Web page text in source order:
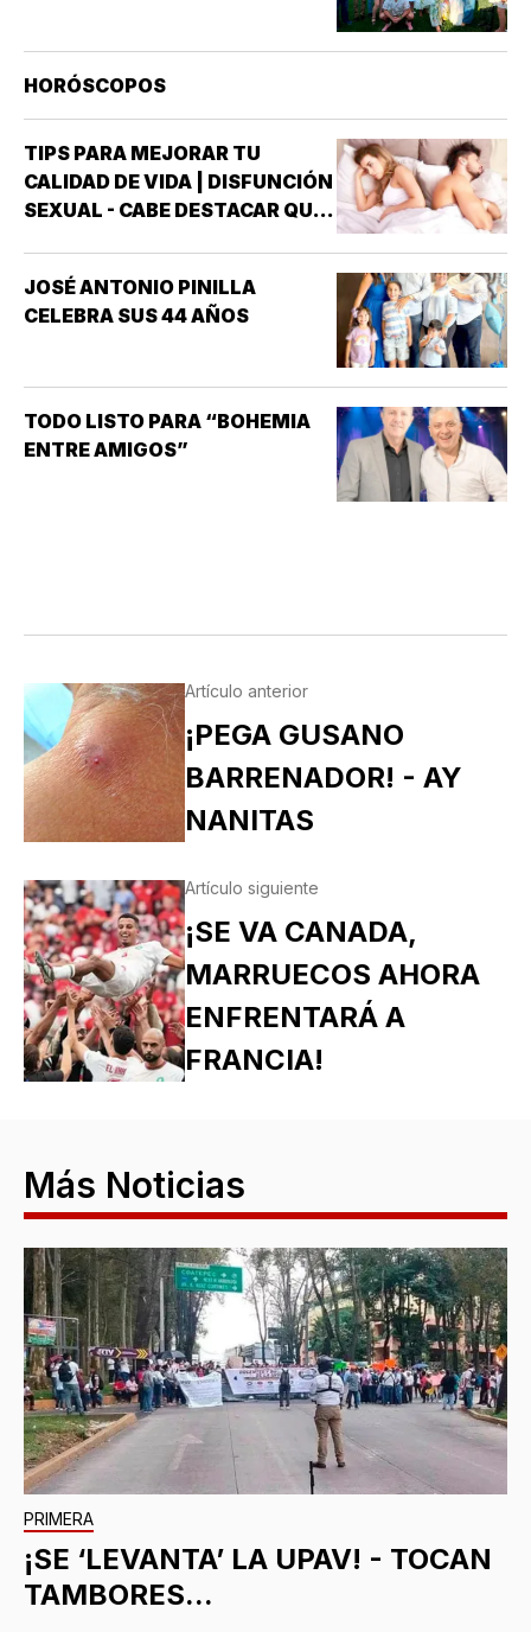
HORÓSCOPOS
TIPS PARA MEJORAR TU
CALIDAD DE VIDA | DISFUNCIÓN
SEXUAL - CABE DESTACAR QUE
INTERÉS HA GENERADO PARA
LA INVESTIGACIÓN DE NUEVOS
(INCAPACIDAD DE ALCANZAR
Y/O MANTENER…
JOSÉ ANTONIO PINILLA
CELEBRA SUS 44 AÑOS
TODO LISTO PARA “BOHEMIA
ENTRE AMIGOS”
Artículo anterior
¡PEGA GUSANO
BARRENADOR! - AY
NANITAS
Artículo siguiente
¡SE VA CANADA,
MARRUECOS AHORA
ENFRENTARÁ A
FRANCIA!
Más Noticias
PRIMERA
¡SE ‘LEVANTA’ LA UPAV! - TOCAN
TAMBORES...